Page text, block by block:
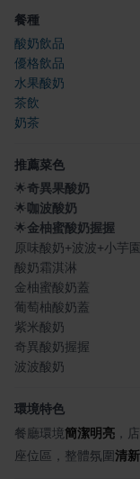
餐種
酸奶飲品
優格飲品
水果酸奶
茶飲
奶茶
推薦菜色
🌟奇異果酸奶
🌟咖波酸奶
🌟金柚蜜酸奶握握
原味酸奶+波波+小芋園
酸奶霜淇淋
金柚蜜酸奶蓋
葡萄柚酸奶蓋
紫米酸奶
奇異酸奶握握
波波酸奶
環境特色
餐廳環境簡潔明亮 ，
座位區，整體氛圍清